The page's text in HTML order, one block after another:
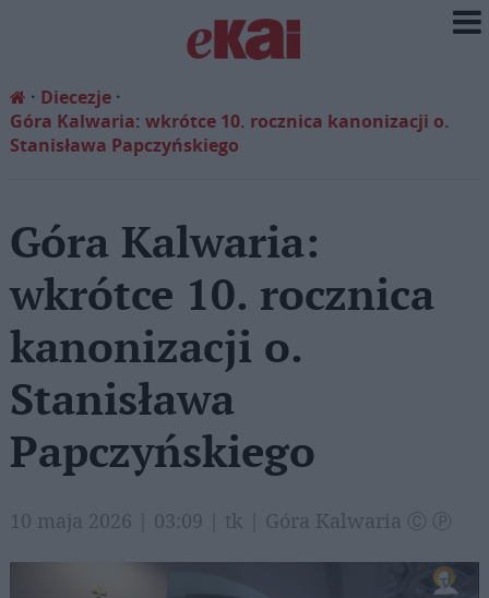
Diecezje
Góra Kalwaria: wkrótce 10. rocznica kanonizacji o.
Stanisława Papczyńskiego
Góra Kalwaria:
wkrótce 10. rocznica
kanonizacji o.
Stanisława
Papczyńskiego
10 maja 2026 | 03:09 | tk | Góra Kalwaria Ⓒ Ⓟ